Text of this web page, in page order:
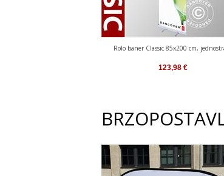
Rolo baner Classic 85x200 cm,
123,98 €